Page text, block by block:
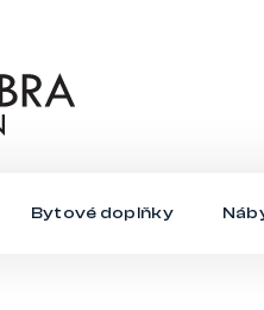
Bytové doplňky